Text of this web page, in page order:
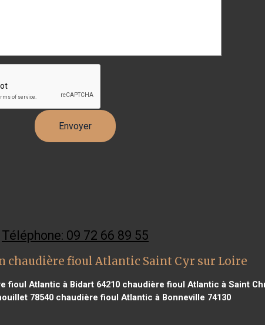
Téléphone: 09 72 66 89 55
chaudière fioul Atlantic Saint Cyr sur Loire
fioul Atlantic à Bidart 64210chaudière fioul Atlantic à Saint
78540chaudière fioul Atlantic à Bonneville 74130